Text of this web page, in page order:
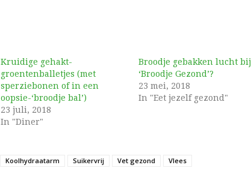
Kruidige gehakt-
groentenballetjes (met
sperziebonen of in een
oopsie-‘broodje bal’)
23 juli, 2018
In "Diner"
Broodje gebakken lucht bij
‘Broodje Gezond’?
23 mei, 2018
In "Eet jezelf gezond"
Koolhydraatarm Suikervrij Vet gezond Vlees